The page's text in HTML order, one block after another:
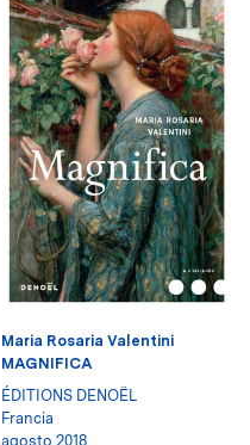
Maria Rosaria Valentini
MAGNIFICA
ÉDITIONS DENOËL
Francia
agosto 2018